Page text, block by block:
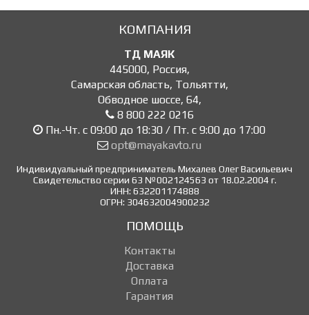
КОМПАНИЯ
ТД МАЯК
445000, Россия,
Самарская область, Тольятти,
Обводное шоссе, 64,
8 800 222 0216
Пн.-Чт. с 09:00 до 18:30 / Пт. с 9:00 до 17:00
opt@mayakavto.ru
Индивидуальный предприниматель Михалев Олег Васильевич
Свидетельство серии 63 №002124563 от 18.02.2004 г.
ИНН: 632201174888
ОГРН: 304632004900232
ПОМОЩЬ
Контакты
Доставка
Оплата
Гарантия